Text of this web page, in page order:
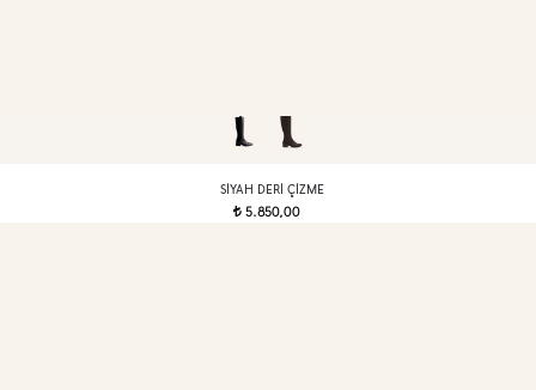
SIYAH DERI ÇIZME
t 5.850,00